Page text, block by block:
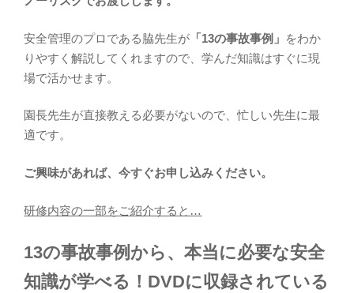
安全管理のプロである脇先生が 「13の事故事例」 をわか
りやすく解説してくれますので、学んだ知識はすぐに現
場で活かせます。
園長先生が直接教える必要がないので、忙しい先生に最
適です。
ご興味があれば、今すぐお申し込みください。
研修内容の一部をご紹介すると…
13の事故事例から、本当に必要な安全
知識が学べる！DVDに収録されている